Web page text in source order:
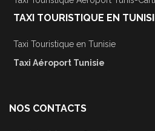
TAXI TOURISTIQUE EN
Taxi Touristique en Tunisie
Taxi Aéroport Tunisie
NOS CONTACTS